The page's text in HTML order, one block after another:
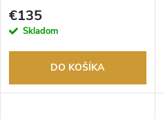
tovaru. Autorizovaný predajca.
€135
Skladom
DO KOŠÍKA